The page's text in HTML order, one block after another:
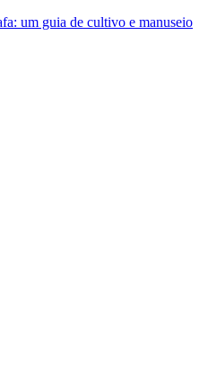
um guia de cultivo e manuseio